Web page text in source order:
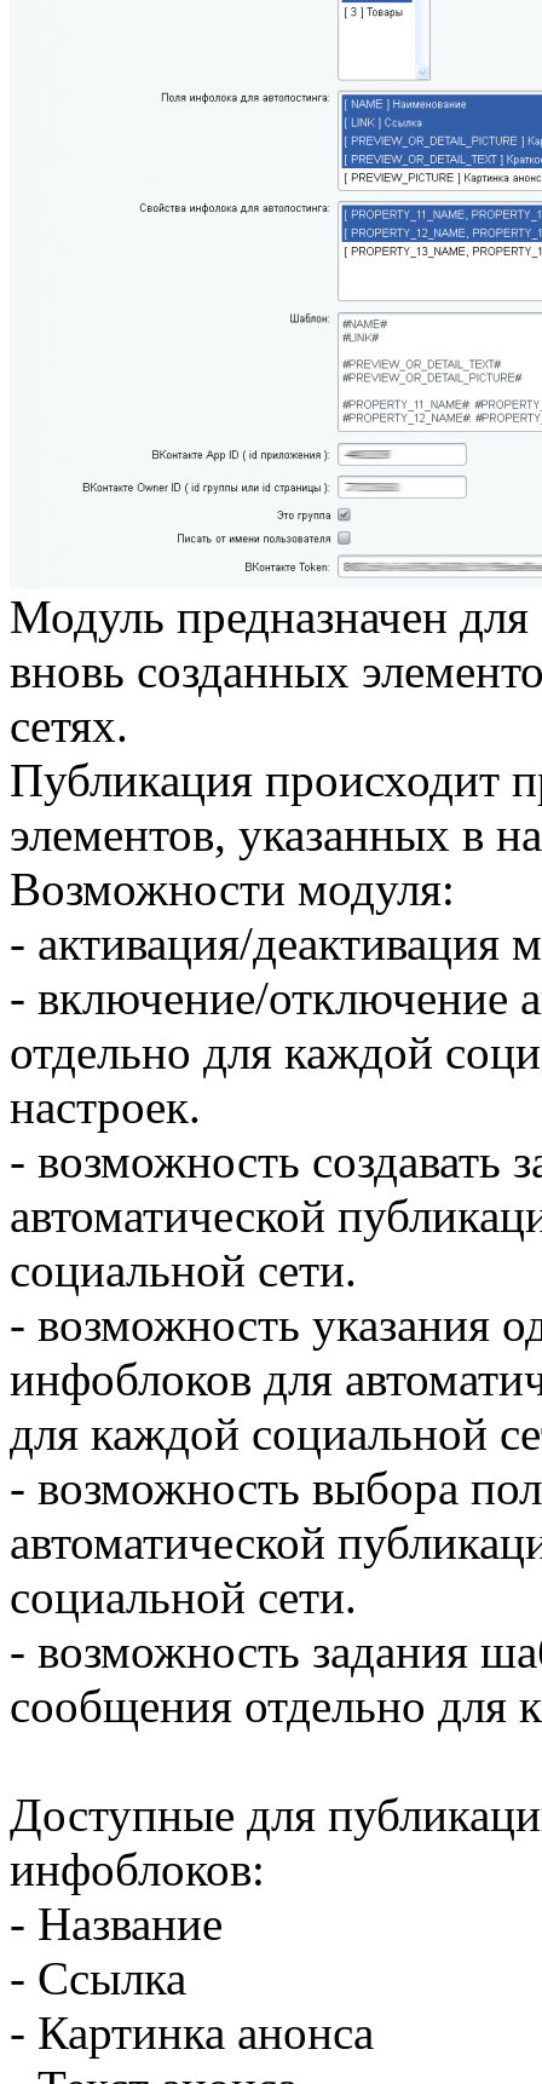
Модуль предназначен
вновь созданных
сетях.
Публикация происходит
элементов, указанных в
Возможности модуля:
- активация/деактивация
- включение/отключение
отдельно для каждой
настроек.
- возможность создавать
автоматической
социальной сети.
- возможность указания
инфоблоков для
для каждой социальной
- возможность выбора
автоматической
социальной сети.
- возможность задания
сообщения отдельно для
Доступные для
инфоблоков:
- Название
- Ссылка
- Картинка анонса